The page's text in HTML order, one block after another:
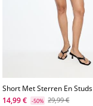
Short Met Sterren En Studs
14,99 €
-50% 29,99 €